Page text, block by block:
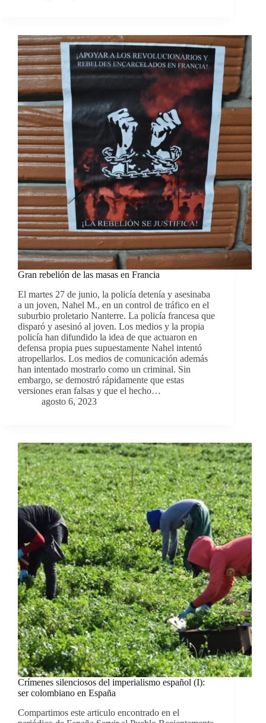
Gran rebelión de las masas en Francia
El martes 27 de junio, la policía detenía y asesinaba
a un joven, Nahel M., en un control de tráfico en el
suburbio proletario Nanterre. La policía francesa que
disparó y asesinó al joven. Los medios y la propia
policía han difundido la idea de que actuaron en
defensa propia pues supuestamente Nahel intentó
atropellarlos. Los medios de comunicación además
han intentado mostrarlo como un criminal. Sin
embargo, se demostró rápidamente que estas
versiones eran falsas y que el hecho…
agosto 6, 2023
Crímenes silenciosos del imperialismo español (I):
ser colombiano en España
Compartimos este articulo encontrado en el